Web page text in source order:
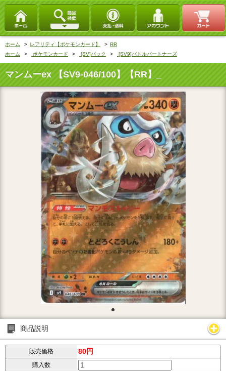
ホーム > レアリティ【ポケモンカード】 > RR
ホーム
> ポケモンカード > [SV]パック > [SV9]バトルパートナーズ
マンムーex 【SV9-046/100】【RR】_
商品説明
販売価格 80円
購入数